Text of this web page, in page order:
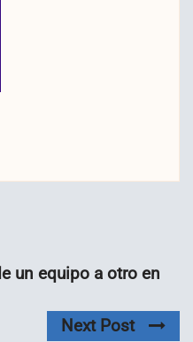
un equipo a otro en
Next Post